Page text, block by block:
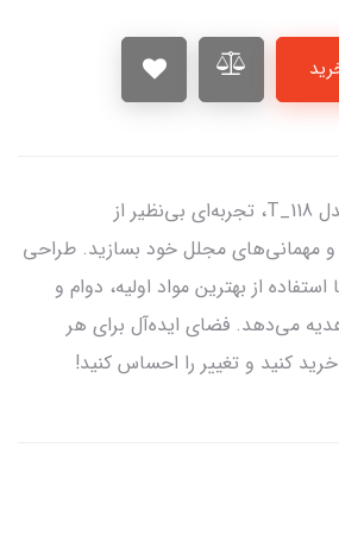
با میز ناهارخوری لونا مدل T_118، تجربه‌ای بی‌نظیر از
مهمانی‌های مجلل خود بسازید. طراحی
از بهترین مواد اولیه، دوام و
می‌دهد. فضای ایده‌آل برای هر
کنید و تغییر را احساس کنید!